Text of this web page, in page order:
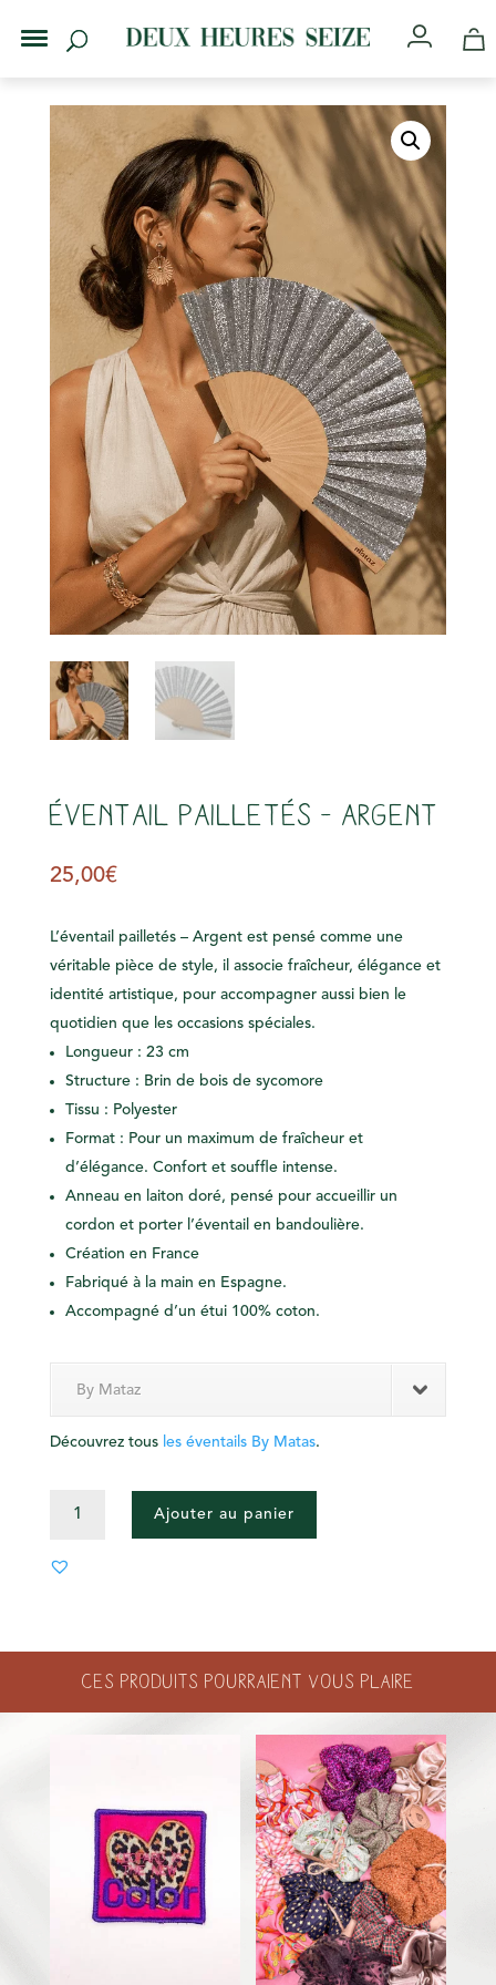
Éventail pailletés – Argent
25,00€
L’éventail pailletés – Argent est pensé comme une
véritable pièce de style, il associe fraîcheur, élégance et
identité artistique, pour accompagner aussi bien le
quotidien que les occasions spéciales.
Longueur : 23 cm
Structure : Brin de bois de sycomore
Tissu : Polyester
Format : Pour un maximum de fraîcheur et
d’élégance. Confort et souffle intense.
Anneau en laiton doré, pensé pour accueillir un
cordon et porter l’éventail en bandoulière.
Création en France
Fabriqué à la main en Espagne.
Accompagné d’un étui 100% coton.
By Mataz
Découvrez tous les éventails By Matas.
PAILLETÉS
Ajouter au panier
Ces produits pourraient vous plaire